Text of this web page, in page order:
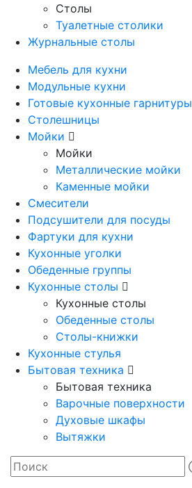
Столы
Туалетные столики
Журнальные столы
Мебель для кухни
Модульные кухни
Готовые кухонные гарнитуры
Столешницы
Мойки
Мойки
Металлические мойки
Каменные мойки
Смесители
Подсушители для посуды
Фартуки для кухни
Кухонные уголки
Обеденные группы
Кухонные столы
Кухонные столы
Обеденные столы
Столы-книжки
Кухонные стулья
Бытовая техника
Бытовая техника
Варочные поверхности
Духовые шкафы
Вытяжки